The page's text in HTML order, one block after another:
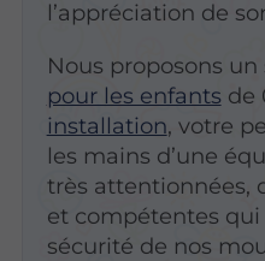
l’appréciation de
Nous proposons un
pour les enfants de
installation, votre
les mains d’une
très attentionnées,
et compétentes
sécurité de nos